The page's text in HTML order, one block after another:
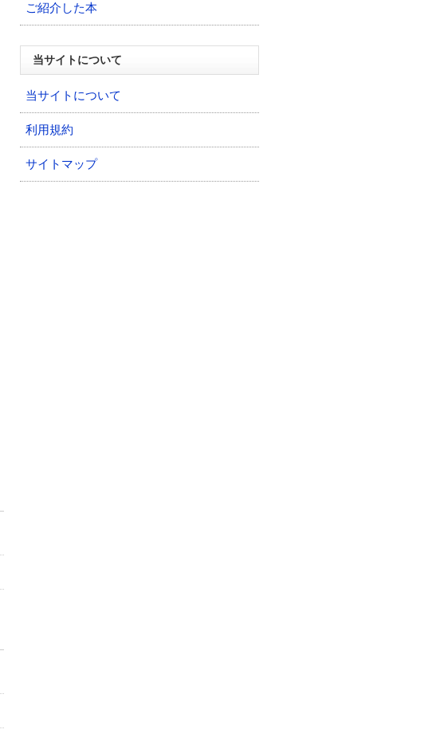
ご紹介した本
当サイトについて
当サイトについて
利用規約
サイトマップ